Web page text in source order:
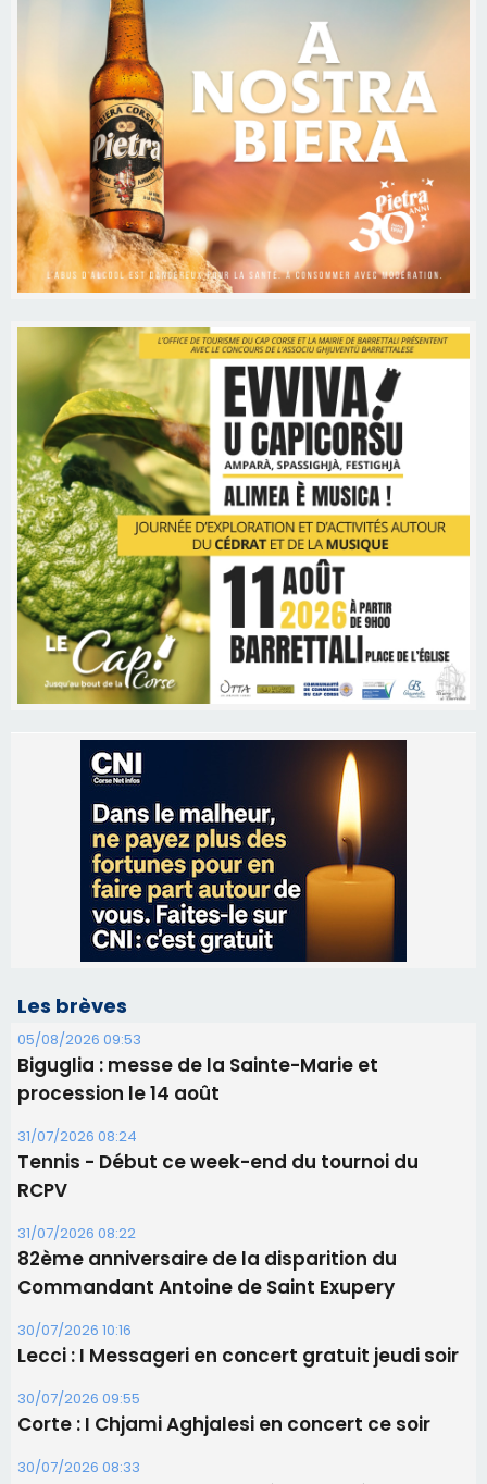
Les brèves
05/08/2026 09:53
Biguglia : messe de la Sainte-Marie et
procession le 14 août
31/07/2026 08:24
Tennis - Début ce week-end du tournoi du
31/07/2026 08:22
82ème anniversaire de la disparition du
Commandant Antoine de Saint Exupery
30/07/2026 10:16
Lecci : I Messageri en concert gratuit jeudi soir
30/07/2026 09:55
Corte : I Chjami Aghjalesi en concert ce soir
30/07/2026 08:33
Bastia - Assunta Gloriosa à la Cathédrale
Sainte-Marie
Les plus lus
Satine Nomary est la nouvelle Miss Corse 2026